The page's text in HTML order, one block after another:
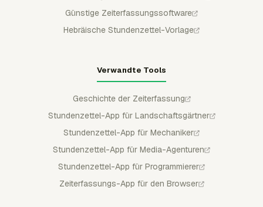
Günstige Zeiterfassungssoftware
Hebräische Stundenzettel-Vorlage
Verwandte Tools
Geschichte der Zeiterfassung
Stundenzettel-App für Landschaftsgärtner
Stundenzettel-App für Mechaniker
Stundenzettel-App für Media-Agenturen
Stundenzettel-App für Programmierer
Zeiterfassungs-App für den Browser